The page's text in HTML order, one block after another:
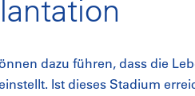
dazu führen, dass die
Ist dieses Stadium